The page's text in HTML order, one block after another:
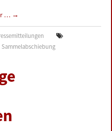
… →
Sammelabschiebung